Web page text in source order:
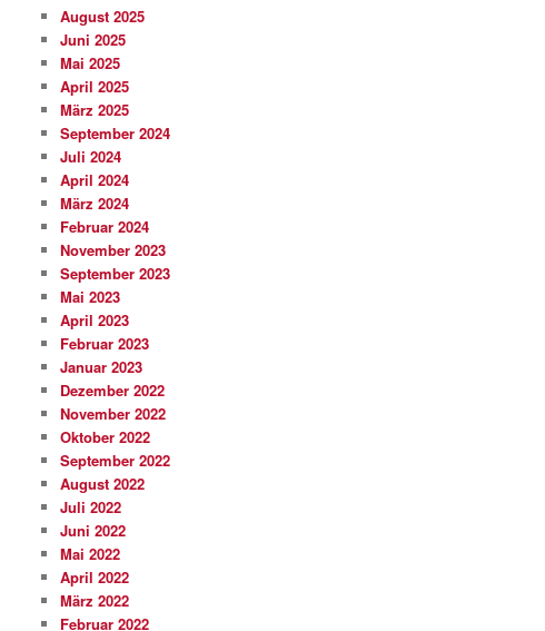
August 2025
Juni 2025
Mai 2025
April 2025
März 2025
September 2024
Juli 2024
April 2024
März 2024
Februar 2024
November 2023
September 2023
Mai 2023
April 2023
Februar 2023
Januar 2023
Dezember 2022
November 2022
Oktober 2022
September 2022
August 2022
Juli 2022
Juni 2022
Mai 2022
April 2022
März 2022
Februar 2022